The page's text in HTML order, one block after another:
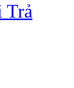
Trả